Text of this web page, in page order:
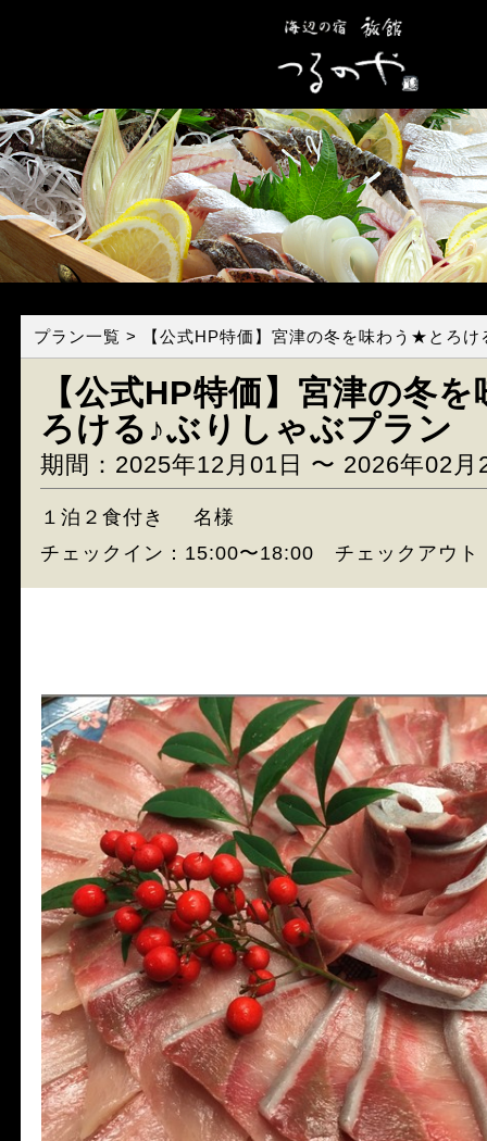
プラン一覧 > 【公式HP特価】宮津の冬を味わう★とろけ
【公式HP特価】宮津の冬
ろける♪ぶりしゃぶプラン
期間：2025年12月01日 〜 2026年02月
１泊２食付き
名様
チェックイン：15:00〜18:00 チェックアウト